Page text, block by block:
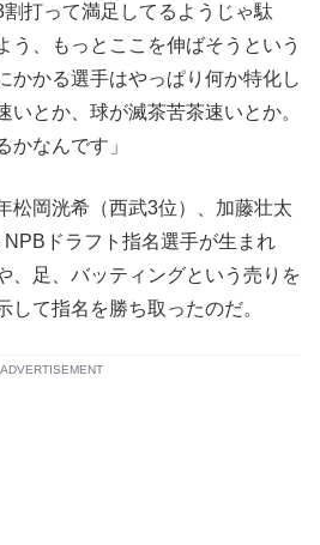
打って満足してるようじゃ駄
う、もっとここを伸ばそうという
かかる選手はやっぱり何か特化し
いとか、球が滅茶苦茶速いとか。
かなんです」
岡洸希（西武3位）、加藤壮太
NPBドラフト指名選手が生まれ
、足、バッティングという売りを
して指名を勝ち取ったのだ。
ADVERTISEMENT